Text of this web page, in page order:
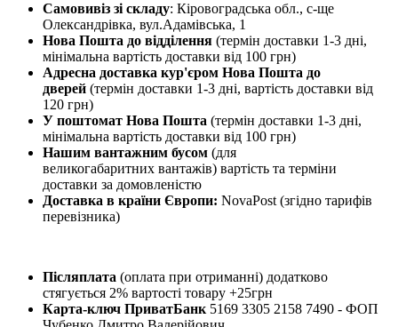
Самовивіз зі складу: Кіровоградська обл., с-ще
Олександрівка, вул.Адамівська, 1
Нова Пошта до відділення (термін доставки 1-3 дні,
мінімальна вартість доставки від 100 грн)
Адресна доставка кур'єром Нова Пошта до
дверей (термін доставки 1-3 дні, вартість доставки від
120 грн)
У поштомат Нова Пошта (термін доставки 1-3 дні,
мінімальна вартість доставки від 100 грн)
Нашим вантажним бусом (для
великогабаритних вантажів) вартість та терміни
доставки за домовленістю
Доставка в країни Європи: NovaPost (згідно тарифів
перевізника)
Післяплата (оплата при отриманні) додатково
стягується 2% вартості товару +25грн
Карта-ключ ПриватБанк 5169 3305 2158 7490 - ФОП